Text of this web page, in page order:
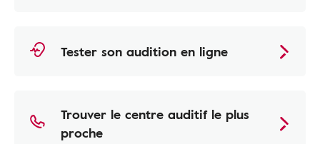
Tester son audition en ligne
Trouver le centre auditif le plus
proche